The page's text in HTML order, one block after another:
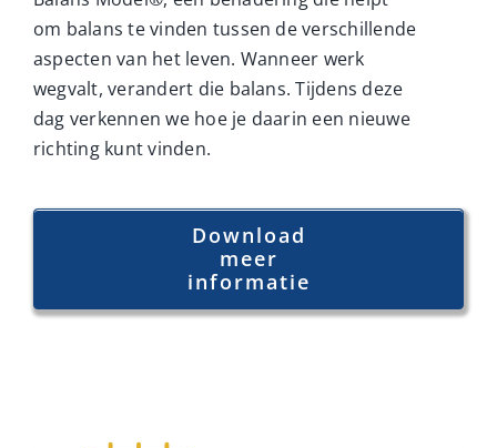
om balans te vinden tussen de verschillende
aspecten van het leven. Wanneer werk
wegvalt, verandert die balans. Tijdens deze
dag verkennen we hoe je daarin een nieuwe
richting kunt vinden.
Download
meer
informatie